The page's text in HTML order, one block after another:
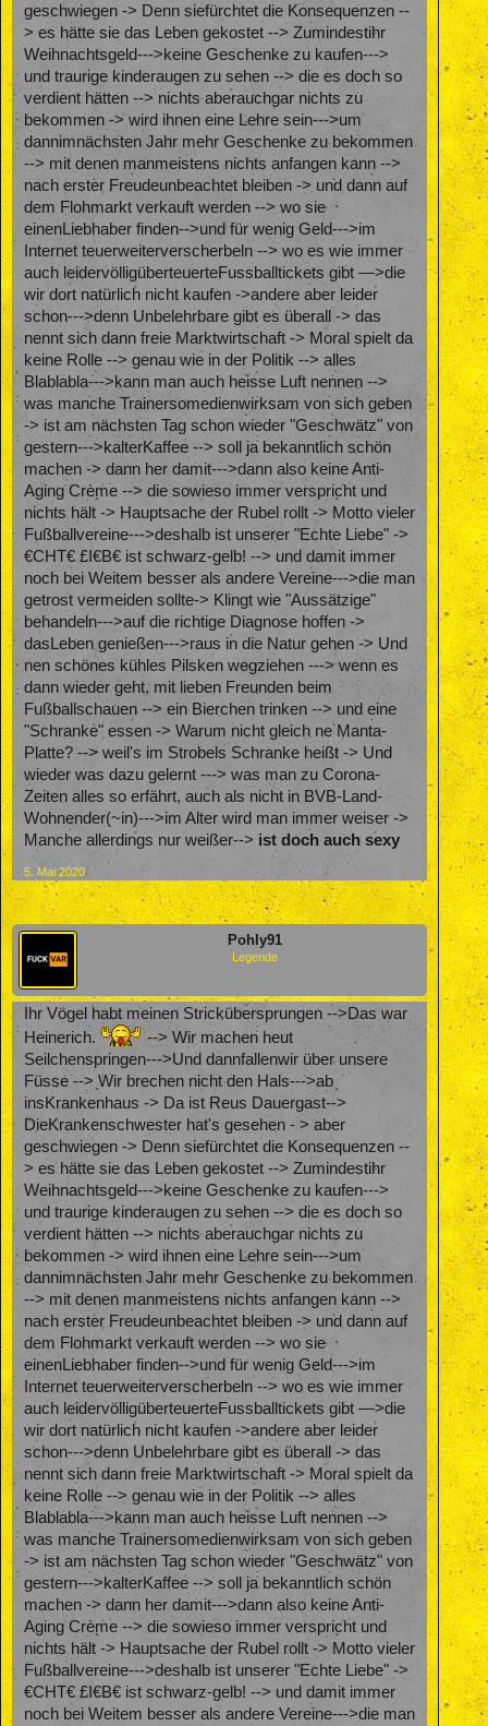
geschwiegen -> Denn siefürchtet die Konsequenzen --
> es hätte sie das Leben gekostet --> Zumindestihr
Weihnachtsgeld--->keine Geschenke zu kaufen--->
und traurige kinderaugen zu sehen --> die es doch so
verdient hätten --> nichts aberauchgar nichts zu
bekommen -> wird ihnen eine Lehre sein--->um
dannimnächsten Jahr mehr Geschenke zu bekommen
--> mit denen manmeistens nichts anfangen kann -->
nach erster Freudeunbeachtet bleiben -> und dann auf
dem Flohmarkt verkauft werden --> wo sie
einenLiebhaber finden-->und für wenig Geld--->im
Internet teuerweiterverscherbeln --> wo es wie immer
auch leidervölligüberteuerteFussballtickets gibt —>die
wir dort natürlich nicht kaufen ->andere aber leider
schon--->denn Unbelehrbare gibt es überall -> das
nennt sich dann freie Marktwirtschaft -> Moral spielt da
keine Rolle --> genau wie in der Politik --> alles
Blablabla--->kann man auch heisse Luft nennen -->
was manche Trainersomedienwirksam von sich geben
-> ist am nächsten Tag schon wieder "Geschwätz" von
gestern--->kalterKaffee --> soll ja bekanntlich schön
machen -> dann her damit--->dann also keine Anti-
Aging Crème --> die sowieso immer verspricht und
nichts hält -> Hauptsache der Rubel rollt -> Motto vieler
Fußballvereine--->deshalb ist unserer "Echte Liebe" ->
€CHT€ £I€B€ ist schwarz-gelb! --> und damit immer
noch bei Weitem besser als andere Vereine--->die man
getrost vermeiden sollte-> Klingt wie "Aussätzige"
behandeln--->auf die richtige Diagnose hoffen ->
dasLeben genießen--->raus in die Natur gehen -> Und
nen schönes kühles Pilsken wegziehen ---> wenn es
dann wieder geht, mit lieben Freunden beim
Fußballschauen --> ein Bierchen trinken --> und eine
"Schranke" essen -> Warum nicht gleich ne Manta-
Platte? --> weil's im Strobels Schranke heißt -> Und
wieder was dazu gelernt ---> was man zu Corona-
Zeiten alles so erfährt, auch als nicht in BVB-Land-
Wohnender(~in)--->im Alter wird man immer weiser ->
Manche allerdings nur weißer--> ist doch auch sexy
5. Mai 2020
Pohly91
Legende
Ihr Vögel habt meinen Strickübersprungen -->Das war
Heinerich.
--> Wir machen heut
Seilchenspringen--->Und dannfallenwir über unsere
Füsse --> Wir brechen nicht den Hals--->ab
insKrankenhaus -> Da ist Reus Dauergast-->
DieKrankenschwester hat's gesehen - > aber
geschwiegen -> Denn siefürchtet die Konsequenzen --
> es hätte sie das Leben gekostet --> Zumindestihr
Weihnachtsgeld--->keine Geschenke zu kaufen--->
und traurige kinderaugen zu sehen --> die es doch so
verdient hätten --> nichts aberauchgar nichts zu
bekommen -> wird ihnen eine Lehre sein--->um
dannimnächsten Jahr mehr Geschenke zu bekommen
--> mit denen manmeistens nichts anfangen kann -->
nach erster Freudeunbeachtet bleiben -> und dann auf
dem Flohmarkt verkauft werden --> wo sie
einenLiebhaber finden-->und für wenig Geld--->im
Internet teuerweiterverscherbeln --> wo es wie immer
auch leidervölligüberteuerteFussballtickets gibt —>die
wir dort natürlich nicht kaufen ->andere aber leider
schon--->denn Unbelehrbare gibt es überall -> das
nennt sich dann freie Marktwirtschaft -> Moral spielt da
keine Rolle --> genau wie in der Politik --> alles
Blablabla--->kann man auch heisse Luft nennen -->
was manche Trainersomedienwirksam von sich geben
-> ist am nächsten Tag schon wieder "Geschwätz" von
gestern--->kalterKaffee --> soll ja bekanntlich schön
machen -> dann her damit--->dann also keine Anti-
Aging Crème --> die sowieso immer verspricht und
nichts hält -> Hauptsache der Rubel rollt -> Motto vieler
Fußballvereine--->deshalb ist unserer "Echte Liebe" ->
€CHT€ £I€B€ ist schwarz-gelb! --> und damit immer
noch bei Weitem besser als andere Vereine--->die man